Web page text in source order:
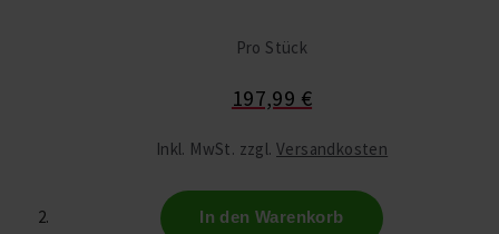
Pro Stück
197,99 €
Inkl. MwSt. zzgl. Versandkosten
In den Warenkorb